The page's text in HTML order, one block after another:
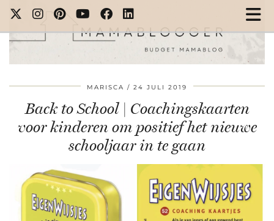
MARISCA 24 JULI 2019
Back to School | Coachingskaarten
voor kinderen om positief het nieuwe
schooljaar in te gaan